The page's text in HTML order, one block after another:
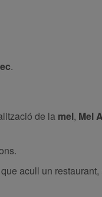
.
de la mel, Mel
acull un